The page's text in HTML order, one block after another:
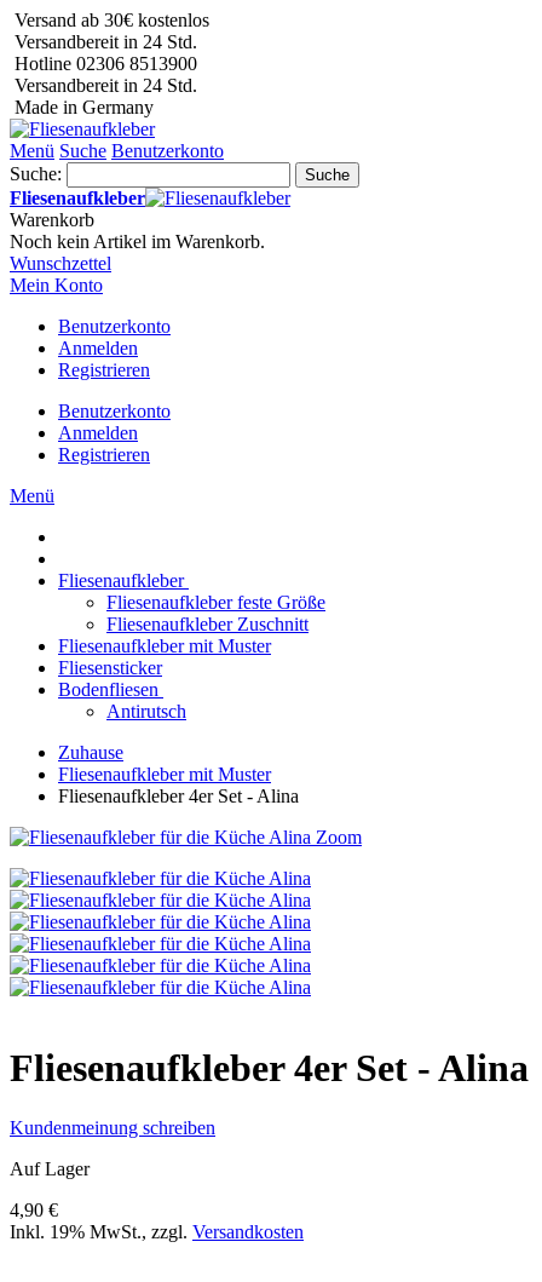
Versand ab 30€ kostenlos
Versandbereit in 24 Std.
Hotline 02306 8513900
Versandbereit in 24 Std.
Made in Germany
Menü Suche Benutzerkonto
Suche:
Suche
Fliesenaufkleber
Warenkorb
Noch kein Artikel im Warenkorb.
Wunschzettel
Mein Konto
Benutzerkonto
Anmelden
Registrieren
Benutzerkonto
Anmelden
Registrieren
Menü
Fliesenaufkleber
Fliesenaufkleber feste Größe
Fliesenaufkleber Zuschnitt
Fliesenaufkleber mit Muster
Fliesensticker
Bodenfliesen
Antirutsch
Zuhause
Fliesenaufkleber mit Muster
Fliesenaufkleber 4er Set - Alina
Zoom
Fliesenaufkleber 4er Set - Alina
Kundenmeinung schreiben
Auf Lager
4,90 €
Inkl. 19% MwSt., zzgl. Versandkosten